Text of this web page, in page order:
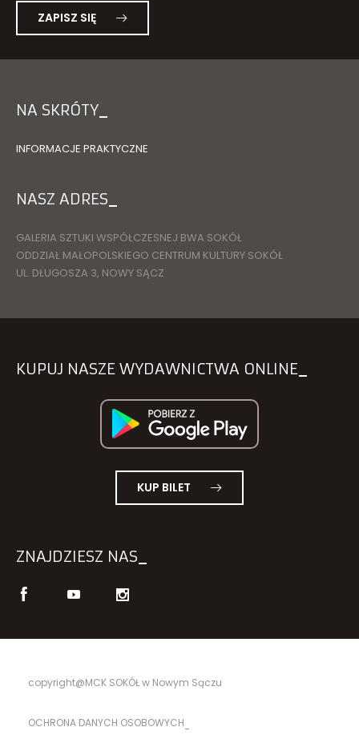
KUPUJ NASZE WYDAWNICTWA ONLINE
KUP BILET
NA SKRÓTY
INFORMACJE PRAKTYCZNE
NASZ ADRES
GALERIA SZTUKI WSPÓŁCZESNEJ BWA SOKÓŁ
ODDZIAŁ MAŁOPOLSKIEGO CENTRUM KULTURY SOKÓŁ
UL. DŁUGOSZA 3, NOWY SĄCZ
ZNAJDZIESZ NAS
ZAPISZ SIĘ
copyright@MCK SOKÓŁ w Nowym Sączu
OCHRONA DANYCH OSOBOWYCH